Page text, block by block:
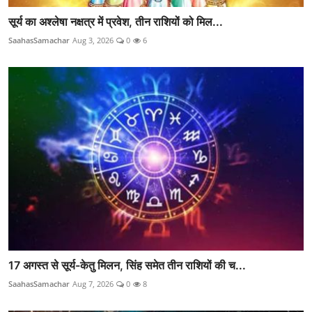
सूर्य का अश्लेषा नक्षत्र में प्रवेश, तीन राशियों को मिल...
SaahasSamachar Aug 3, 2026 0 6
17 अगस्त से सूर्य-केतु मिलन, सिंह समेत तीन राशियों की च...
SaahasSamachar Aug 7, 2026 0 8